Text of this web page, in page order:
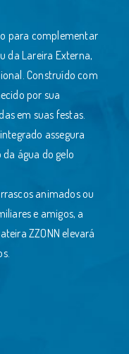
para complementar
da Lareira Externa,
Construído com
por sua
em suas festas.
assegura
água do gelo
animados ou
e amigos, a
ZZONN elevará